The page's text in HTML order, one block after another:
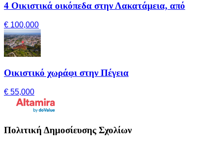
4 Οικιστικά οικόπεδα στην Λακατάμεια, από
€ 100,000
Οικιστικό χωράφι στην Πέγεια
€ 55,000
Πολιτική Δημοσίευσης Σχολίων